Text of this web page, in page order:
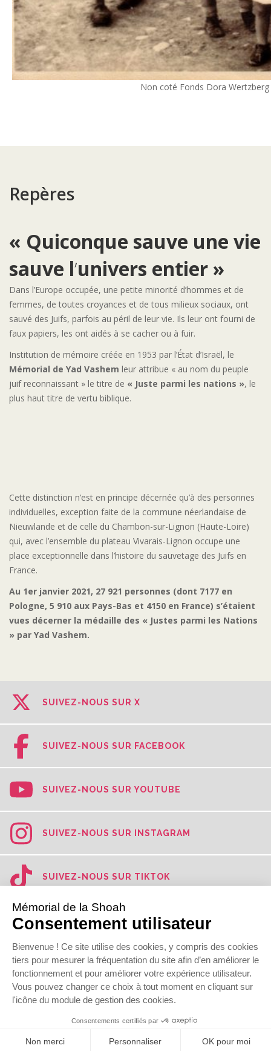
Non coté Fonds Dora Wertzberg
Repères
« Quiconque sauve une vie
sauve l’univers entier »
Dans l’Europe occupée, une petite minorité d’hommes et de
femmes, de toutes croyances et de tous milieux sociaux, ont
sauvé des Juifs, parfois au péril de leur vie. Ils leur ont fourni de
faux papiers, les ont aidés à se cacher ou à fuir.
Institution de mémoire créée en 1953 par l’État d’Israël, le
Mémorial de Yad Vashem leur attribue « au nom du peuple
juif reconnaissant » le titre de « Juste parmi les nations », le
plus haut titre de vertu biblique.
Cette distinction n’est en principe décernée qu’à des personnes
individuelles, exception faite de la commune néerlandaise de
Nieuwlande et de celle du Chambon-sur-Lignon (Haute-Loire)
qui, avec l’ensemble du plateau Vivarais-Lignon occupe une
place exceptionnelle dans l’histoire du sauvetage des Juifs en
France.
Au 1er janvier 2021, 27 921 personnes (dont 7177 en
Pologne, 5 910 aux Pays-Bas et 4150 en France) s’étaient
vues décerner la médaille des « Justes parmi les Nations
» par Yad Vashem.
SUIVEZ-NOUS SUR X
SUIVEZ-NOUS SUR FACEBOOK
SUIVEZ-NOUS SUR YOUTUBE
SUIVEZ-NOUS SUR INSTAGRAM
SUIVEZ-NOUS SUR TIKTOK
SUIVEZ-NOUS SUR LINKEDIN
© 2022
Mémorial de la Shoah
Newsletter
Presse
Contact